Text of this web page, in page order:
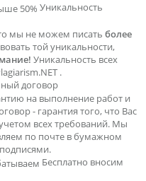
Уникальность
мы не можем писать более
той уникальности,
Уникальность всех
.
договор
на выполнение работ и
- гарантия того, что Вас
всех требований. Мы
по почте в бумажном
Бесплатно вносим